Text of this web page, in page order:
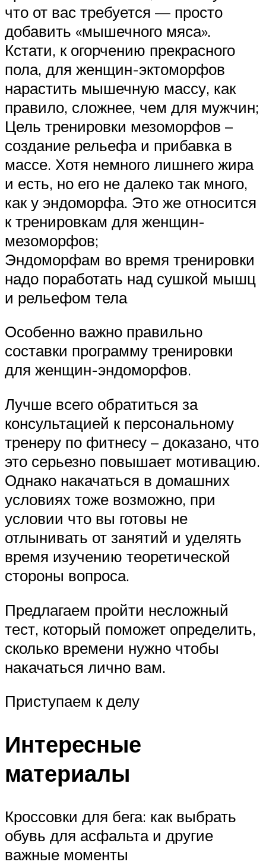
что от вас требуется — просто
добавить «мышечного мяса».
Кстати, к огорчению прекрасного
пола, для женщин-эктоморфов
нарастить мышечную массу, как
правило, сложнее, чем для мужчин;
Цель тренировки мезоморфов –
создание рельефа и прибавка в
массе. Хотя немного лишнего жира
и есть, но его не далеко так много,
как у эндоморфа. Это же относится
к тренировкам для женщин-
мезоморфов;
Эндоморфам во время тренировки
надо поработать над сушкой мышц
и рельефом тела
Особенно важно правильно
составки программу тренировки
для женщин-эндоморфов.
Лучше всего обратиться за
консультацией к персональному
тренеру по фитнесу – доказано, что
это серьезно повышает мотивацию.
Однако накачаться в домашних
условиях тоже возможно, при
условии что вы готовы не
отлынивать от занятий и уделять
время изучению теоретической
стороны вопроса.
Предлагаем пройти несложный
тест, который поможет определить,
сколько времени нужно чтобы
накачаться лично вам.
Приступаем к делу
Интересные
материалы
Кроссовки для бега: как выбрать
обувь для асфальта и другие
важные моменты